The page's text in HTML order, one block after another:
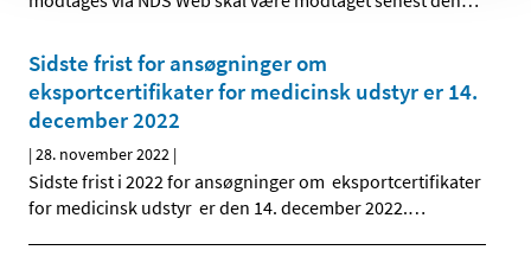
Sidste frist for ansøgninger om
eksportcertifikater for medicinsk udstyr er 14.
december 2022
|28. november 2022 |
Sidste frist i 2022 for ansøgninger om eksportcertifikater
for medicinsk udstyr er den 14. december 2022.…